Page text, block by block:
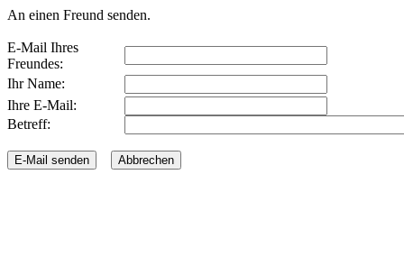
An einen Freund senden.
E-Mail Ihres
Freundes:
Ihr Name:
Ihre E-Mail:
Betreff: